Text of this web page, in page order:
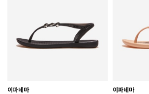
이파네마
이파네마